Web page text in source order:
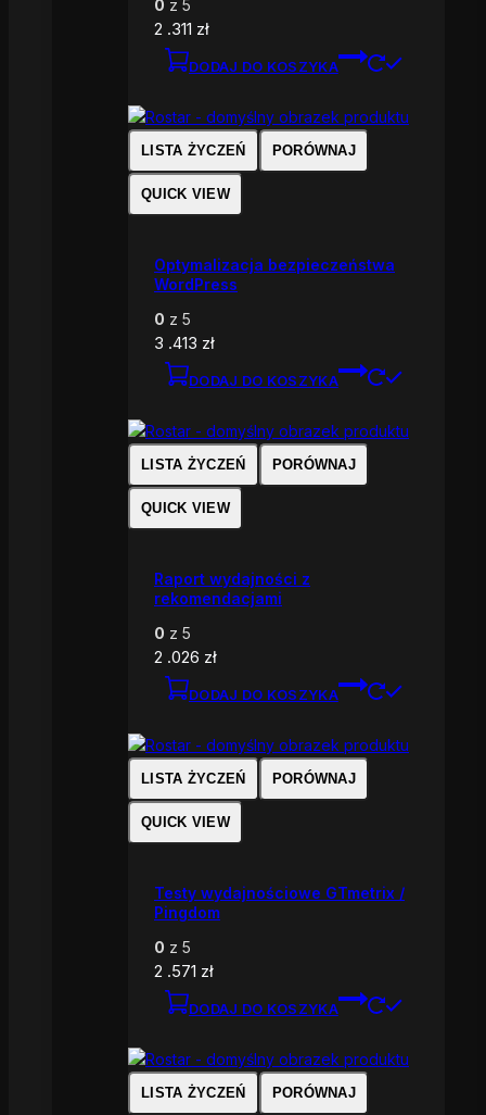
0 z 5
2 .311 zł
DODAJ DO KOSZYKA
LISTA ŻYCZEŃ PORÓWNAJ
QUICK VIEW
Optymalizacja bezpieczeństwa
WordPress
0 z 5
3 .413 zł
DODAJ DO KOSZYKA
LISTA ŻYCZEŃ PORÓWNAJ
QUICK VIEW
Raport wydajności z
rekomendacjami
0 z 5
2 .026 zł
DODAJ DO KOSZYKA
LISTA ŻYCZEŃ PORÓWNAJ
QUICK VIEW
Testy wydajnościowe GTmetrix /
Pingdom
0 z 5
2 .571 zł
DODAJ DO KOSZYKA
LISTA ŻYCZEŃ PORÓWNAJ